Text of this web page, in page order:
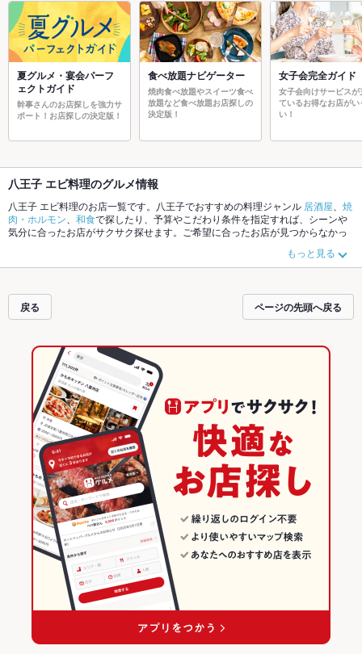
夏グルメ・宴会パーフ
ェクトガイド
幹事さんのお店探しを強力サ
ポート！お店探しの決定版！
食べ放題ナビゲーター
焼肉食べ放題やスイーツ食べ
放題など食べ放題お店探しの
決定版！
女子会完全ガイド
女子会向けサービスが
ているお得なお店がい
い！
八王子 エビ料理のグルメ情報
八王子 エビ料理のお店一覧です。八王子でおすすめの料理ジャンル 居酒屋
焼
肉・ホルモン
和食で探したり、予算やこだわり条件を指定すれば、シーンや
気分に合ったお店がサクサク探せます。ご希望に合ったお店が見つからなかっ
ットペッパーグルメなら、お得なクーポンはもちろん、こだわりメニューから
あげ、お茶漬け、塩辛や季節のおすすめ料理など、お店の最新情報をご紹介し
す。友達どうしの飲み会にも、会社の宴会にも、デートやパーティーにもお得
に便利にホットペッパーグルメをご利用ください。
もっと見る
戻る ページの先頭へ戻る